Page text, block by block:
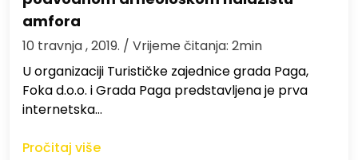
amfora
10 travnja , 2019. / Vrijeme čitanja: 2min
U organizaciji Turističke zajednice grada Paga,
Foka d.o.o. i Grada Paga predstavljena je prva
internetska…
Pročitaj više